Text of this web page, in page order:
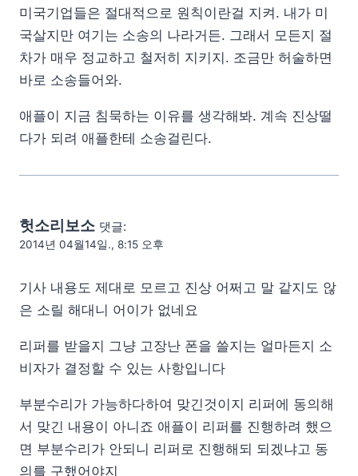
미국기업들은 절대적으로 원칙이란걸 지켜. 내가 미
국살지만 여기는 소송의 나라거든. 그래서 모든지 절
차가 매우 정교하고 철저히 지키지. 조금만 허술하면
바로 소송들어와.
애플이 지금 침묵하는 이유를 생각해봐. 계속 진상떨
다가 되려 애플한테 소송걸린다.
헛소리보소 댓글:
2014년 04월14일., 8:15 오후
기사 내용도 제대로 모르고 진상 어쩌고 말 같지도 않
은 소릴 해대니 어이가 없네요
리퍼를 받을지 그냥 고장난 폰을 쓸지는 얼마든지 소
비자가 결정할 수 있는 사항입니다
부분수리가 가능하다하여 맞긴것이지 리퍼에 동의해
서 맞긴 내용이 아니죠 애플이 리퍼를 진행하려 했으
면 부분수리가 안되니 리퍼로 진행해되 되겠냐고 동
의를 구했어야지